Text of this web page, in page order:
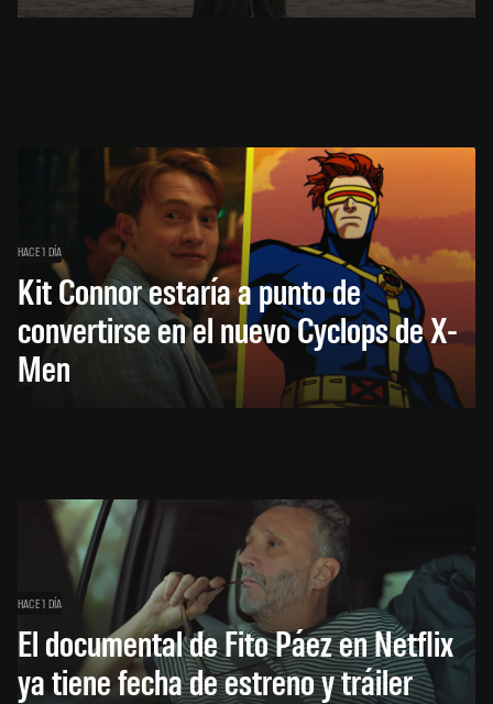
HACE 1 DÍA
Kit Connor estaría a punto de
convertirse en el nuevo Cyclops de X-
Men
HACE 1 DÍA
El documental de Fito Páez en Netflix
ya tiene fecha de estreno y tráiler